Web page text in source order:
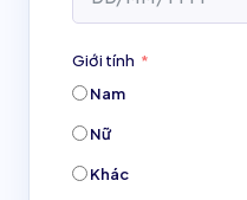
Giới tính
Nam
Nữ
Khác